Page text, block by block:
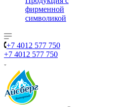
фирменной
символикой
+7 4012 577 750
+7 4012 577 750